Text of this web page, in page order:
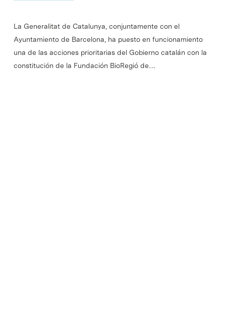
La Generalitat de Catalunya, conjuntamente con el
Ayuntamiento de Barcelona, ha puesto en funcionamiento
una de las acciones prioritarias del Gobierno catalán con la
constitución de la Fundación BioRegió de…